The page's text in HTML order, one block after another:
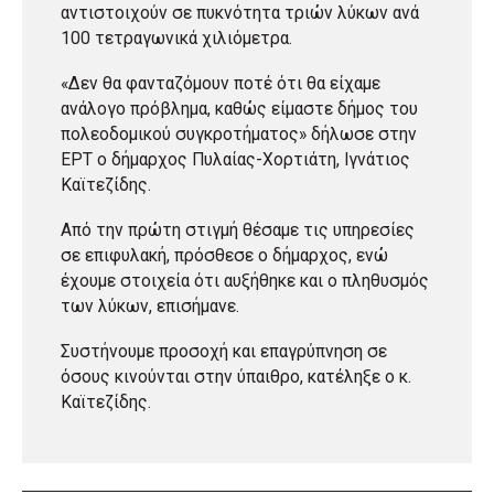
αντιστοιχούν σε πυκνότητα τριών λύκων ανά
100 τετραγωνικά χιλιόμετρα.
«Δεν θα φανταζόμουν ποτέ ότι θα είχαμε
ανάλογο πρόβλημα, καθώς είμαστε δήμος του
πολεοδομικού συγκροτήματος» δήλωσε στην
ΕΡΤ ο δήμαρχος Πυλαίας-Χορτιάτη, Ιγνάτιος
Καϊτεζίδης.
Από την πρώτη στιγμή θέσαμε τις υπηρεσίες
σε επιφυλακή, πρόσθεσε ο δήμαρχος, ενώ
έχουμε στοιχεία ότι αυξήθηκε και ο πληθυσμός
των λύκων, επισήμανε.
Συστήνουμε προσοχή και επαγρύπνηση σε
όσους κινούνται στην ύπαιθρο, κατέληξε ο κ.
Καϊτεζίδης.